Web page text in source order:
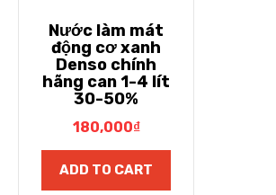
Nước làm mát
động cơ xanh
Denso chính
hãng can 1-4 lít
30-50%
180,000₫
ADD TO CART